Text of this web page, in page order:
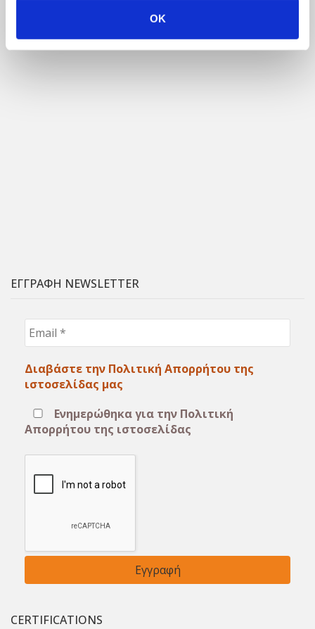
OK
ΕΓΓΡΑΦΗ NEWSLETTER
Διαβάστε την Πολιτική Απορρήτου της
ιστοσελίδας μας
Ενημερώθηκα για την Πολιτική
Απορρήτου της ιστοσελίδας
CERTIFICATIONS